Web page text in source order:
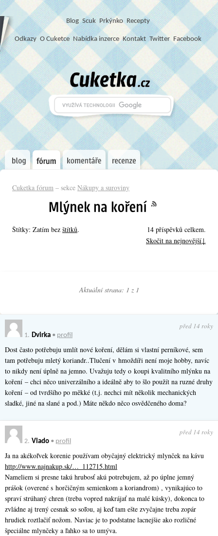
Blog Scuk Prkýnko Recepty
Odkazy O Cuketce Nabídka inzerce Kontakt Twitter Facebook
Cuketka fórum – sekce Nákupy a suroviny
Štítky: Zatím bez štítků.
14 příspěvků celkem.
Skočit na nejnovější↓
Aktuální strana: 1 z 1
1. Dvirka • profil
před 14 roky
Dost často potřebuju umlít nové koření, dělám si vlastní perníkové, sem
tam potřebuju mletý koriandr..Tlučení v hmoždíři není moje hobby, navíc
to nikdy není úplně na jemno. Uvažuju tedy o koupi kvalitního mlýnku na
koření – chci něco univerzálního a ideálně aby to šlo použít na ruzné druhy
koření – od tvrdšího po měkké (t.j. nechci mít několik mechanických
sladké, jiné na slané a pod.) Máte někdo něco osvědčeného doma?
2. Vlado • profil
před 14 roky
Ja na akékoľvek korenie používam obyčajný elektrický mlynček na kávu
http://www.najnakup.sk/…_112715.html
Nameliem si presne takú hrubosť akú potrebujem, až po úplne jemný
prášok (overené s horčičným semienkom a koriandrom) , vynikajúco to
spraví strúhaný chren (treba vopred nakrájať na malé kúsky), dokonca to
zvládne aj trený cesnak so soľou, aj keď tam ešte zvyčajne treba zopár
hrudiek roztlačiť nožom. Naviac je to podstatne lacnejšie ako rozličné
špeciálne mlynčeky a ľahko sa to umýva.